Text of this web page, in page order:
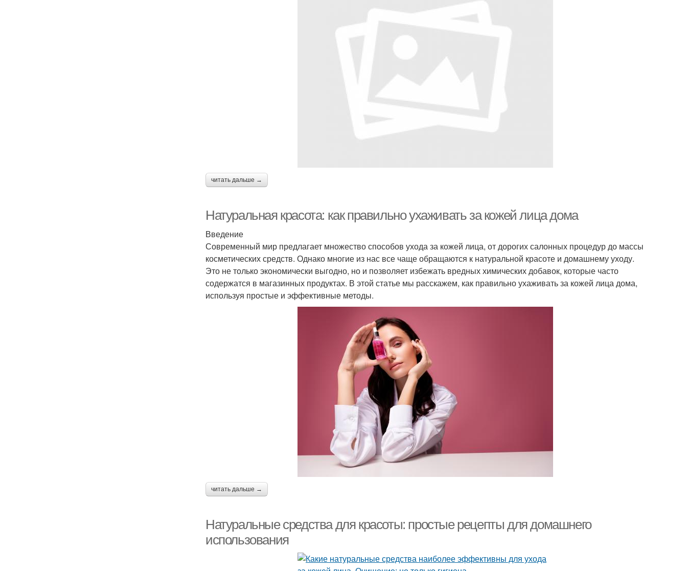
читать дальше →
Натуральная красота: как правильно ухаживать за кожей лица дома
Введение
Современный мир предлагает множество способов ухода за кожей лица, от дорогих салонных процедур до массы
косметических средств. Однако многие из нас все чаще обращаются к натуральной красоте и домашнему уходу.
Это не только экономически выгодно, но и позволяет избежать вредных химических добавок, которые часто
содержатся в магазинных продуктах. В этой статье мы расскажем, как правильно ухаживать за кожей лица дома,
используя простые и эффективные методы.
читать дальше →
Натуральные средства для красоты: простые рецепты для домашнего
использования